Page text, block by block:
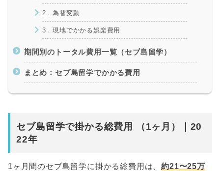
2．為替変動
3．現地でかかる娯楽費用
期間別のトータル費用一覧（セブ島留学）
まとめ：セブ島留学でかかる費用
セブ島留学で掛かる総費用 （1ヶ月）｜20
22年
1ヶ月間のセブ島留学に掛かる総費用は、約21〜25万